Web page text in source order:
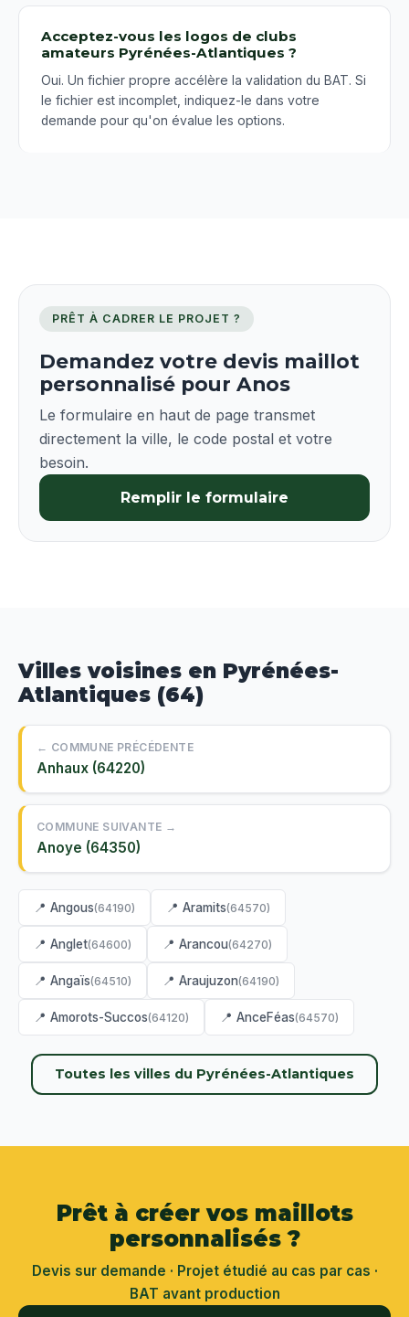
Acceptez-vous les logos de clubs
amateurs Pyrénées-Atlantiques ?
Oui. Un fichier propre accélère la validation du BAT. Si
le fichier est incomplet, indiquez-le dans votre
demande pour qu'on évalue les options.
PRÊT À CADRER LE PROJET ?
Demandez votre devis maillot
personnalisé pour Anos
Le formulaire en haut de page transmet
directement la ville, le code postal et votre
besoin.
Remplir le formulaire
Villes voisines en Pyrénées-
Atlantiques (64)
← COMMUNE PRÉCÉDENTE
Anhaux (64220)
COMMUNE SUIVANTE →
Anoye (64350)
📍 Angous(64190) 📍 Aramits(64570)
📍 Anglet(64600) 📍 Arancou(64270)
📍 Angaïs(64510) 📍 Araujuzon(64190)
📍 Amorots-Succos(64120) 📍 AnceFéas(64570)
Toutes les villes du Pyrénées-Atlantiques
Prêt à créer vos maillots
personnalisés ?
Devis sur demande · Projet étudié au cas par cas ·
BAT avant production